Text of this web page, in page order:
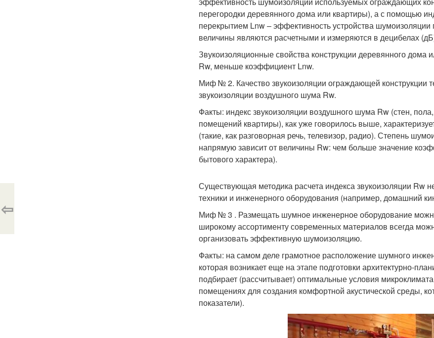
перегородки деревянного дома или квартиры), а с помощью
перекрытием Lnw – эффективность устройства
величины являются расчетными и измеряются в децибелах
Звукоизоляционные свойства конструкции деревянного
Rw, меньше коэффициент Lnw.
Миф № 2. Качество звукоизоляции ограждающей конструкции
звукоизоляции воздушного шума Rw.
Факты: индекс звукоизоляции воздушного шума Rw (стен,
помещений квартиры), как уже говорилось выше,
(такие, как разговорная речь, телевизор, радио). Степень
напрямую зависит от величины Rw: чем больше значение
бытового характера).
Существующая методика расчета индекса звукоизоляции Rw
техники и инженерного оборудования (например, домашний
Миф № 3 . Размещать шумное инженерное оборудование
широкому ассортименту современных материалов всегда
организовать эффективную шумоизоляцию.
Факты: на самом деле грамотное расположение шумного
которая возникает еще на этапе подготовки архитектурно-
подбирает (рассчитывает) оптимальные условия
помещениях для создания комфортной акустической среды,
показатели).
⇦